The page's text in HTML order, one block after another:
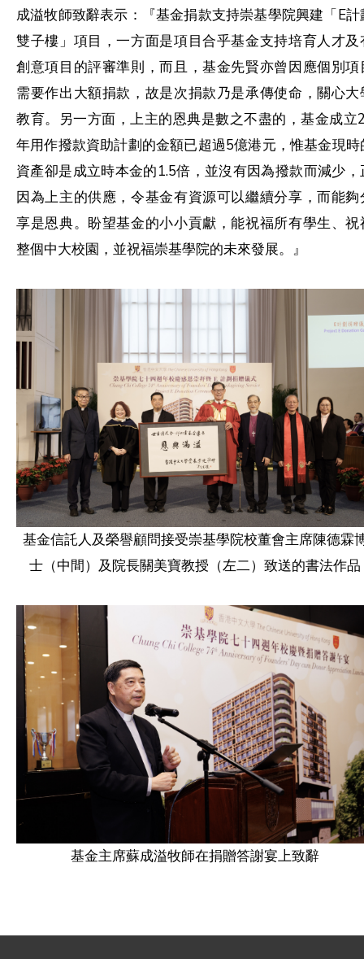
成溢牧師致辭表示：『基金捐款支持崇基學院興建「E計
雙子樓」項目，一方面是項目合乎基金支持培育人才及
創意項目的評審準則，而且，基金先賢亦曾因應個別項
需要作出大額捐款，故是次捐款乃是承傳使命，關心大
教育。另一方面，上主的恩典是數之不盡的，基金成立
年用作撥款資助計劃的金額已超過5億港元，惟基金現時
資產卻是成立時本金的1.5倍，並沒有因為撥款而減少，
因為上主的供應，令基金有資源可以繼續分享，而能夠
享是恩典。盼望基金的小小貢獻，能祝福所有學生、祝
整個中大校園，並祝福崇基學院的未來發展。』
基金信託人及榮譽顧問接受崇基學院校董會主席陳德霖
士（中間）及院長關美寶教授（左二）致送的書法作品
基金主席蘇成溢牧師在捐贈答謝宴上致辭